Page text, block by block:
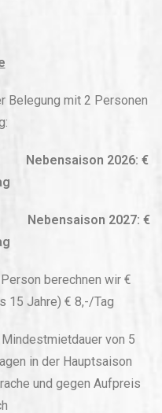
Belegung mit 2 Personen
Nebensaison 2026: €
Nebensaison 2027: €
berechnen wir €
15 Jahre) € 8,-/Tag
von 5
in der Hauptsaison
und gegen Aufpreis